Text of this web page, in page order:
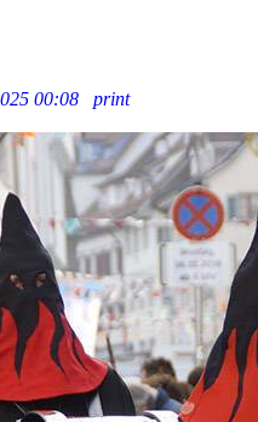
00:08
print